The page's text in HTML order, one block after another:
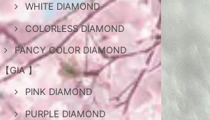
WHITE DIAMOND
COLORLESS DIAMOND
FANCY COLOR DIAMOND
【GIA 】
PINK DIAMOND
PURPLE DIAMOND